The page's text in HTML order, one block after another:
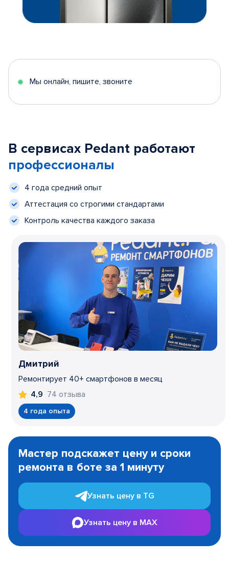
Мы онлайн, пишите, звоните
В сервисах Pedant работают
профессионалы
4 года средний опыт
Аттестация со строгими стандартами
Контроль качества каждого заказа
Дмитрий
Ремонтирует 40+ смартфонов в месяц
4,9 74 отзыва
4 года опыта
1
Мастер подскажет цену и сроки
ремонта в боте за 1 минуту
Узнать цену в TG
Узнать цену в MAX